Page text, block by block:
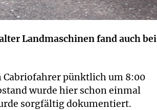
Landmaschinen fand auch bei
Cabriofahrer pünktlich um 8:00
wurde hier schon einmal
sorgfältig dokumentiert.